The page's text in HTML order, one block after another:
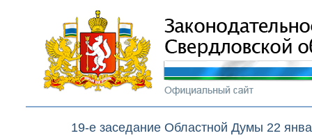
19-е заседание Областной Думы 22